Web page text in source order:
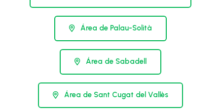
Área de Palau-Solità
Área de Sabadell
Área de Sant Cugat del Vallès